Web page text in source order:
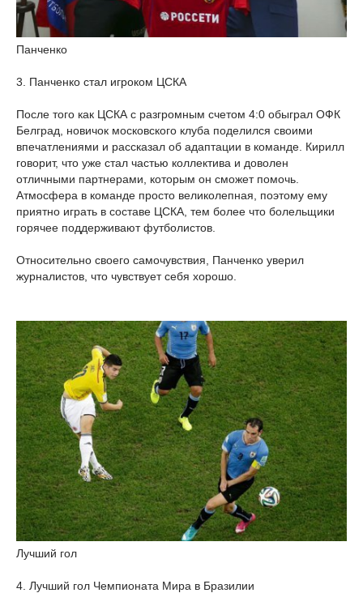
Панченко
3. Панченко стал игроком ЦСКА
После того как ЦСКА с разгромным счетом 4:0 обыграл ОФК
Белград, новичок московского клуба поделился своими
впечатлениями и рассказал об адаптации в команде. Кирилл
говорит, что уже стал частью коллектива и доволен
отличными партнерами, которым он сможет помочь.
Атмосфера в команде просто великолепная, поэтому ему
приятно играть в составе ЦСКА, тем более что болельщики
горячее поддерживают футболистов.
Относительно своего самочувствия, Панченко уверил
журналистов, что чувствует себя хорошо.
Лучший гол
4. Лучший гол Чемпионата Мира в Бразилии